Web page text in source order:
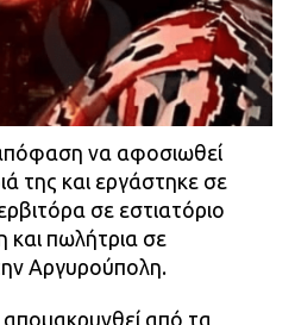
να αφοσιωθεί
της και εργάστηκε σε
σε εστιατόριο
και πωλήτρια σε
Αργυρούπολη.
από τα